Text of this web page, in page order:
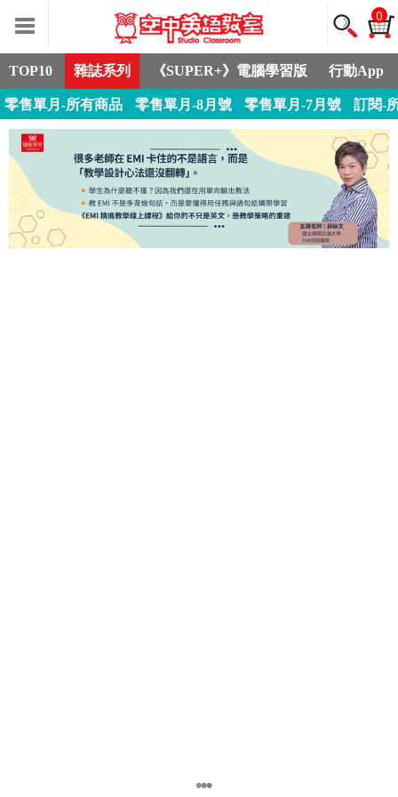
0
TOP10 雜誌系列 《SUPER+》電腦學習版 行動App
零售單月-所有商品 零售單月-8月號 零售單月-7月號 訂閱-